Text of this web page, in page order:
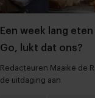
Een week lang
Go, lukt dat ons?
Redacteuren Maaike de
de uitdaging aan